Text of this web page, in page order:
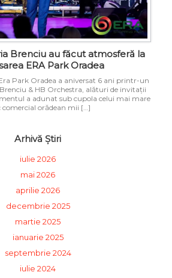
Brenciu au făcut atmosferă la
ERA Park Oradea
Park Oradea a aniversat 6 ani printr-un
& HB Orchestra, alături de invitații
a adunat sub cupola celui mai mare
comercial orădean mii […]
Arhivă Știri
iulie 2026
mai 2026
aprilie 2026
decembrie 2025
martie 2025
ianuarie 2025
septembrie 2024
iulie 2024